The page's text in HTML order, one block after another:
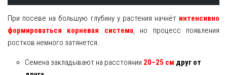
При посеве на большую глубину у растения начнёт интенсивно
формироваться корневая система, но процесс появления
ростков немного затянется.
Семена закладывают на расстоянии 20–25 см друг от